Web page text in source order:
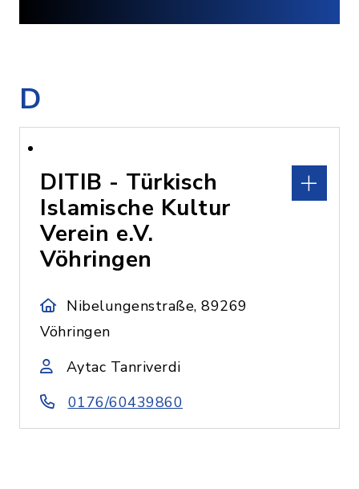
D
DITIB - Türkisch
Islamische Kultur
Verein e.V.
Vöhringen
Nibelungenstraße, 89269
Vöhringen
Aytac Tanriverdi
0176/60439860